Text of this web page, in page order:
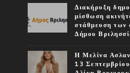
Διακήρυξη
μίσθωση
στάθμευση των
Δήμου
Η Μελίνα
13